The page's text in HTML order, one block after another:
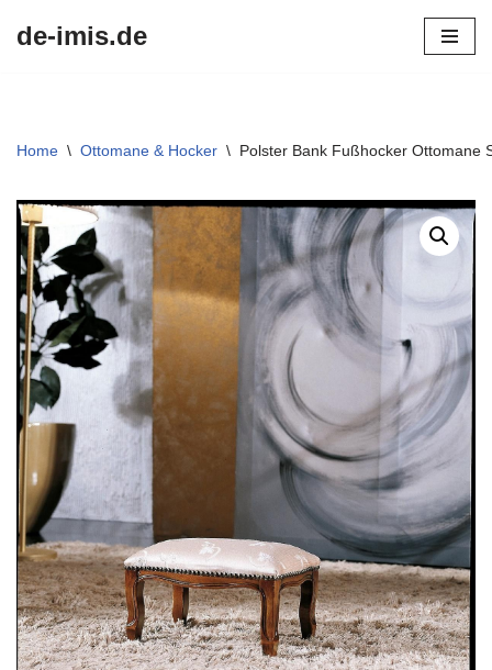
de-imis.de
Home \ Ottomane & Hocker \ Polster Bank Fußhocker Ottomane